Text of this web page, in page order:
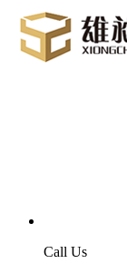
Call Us